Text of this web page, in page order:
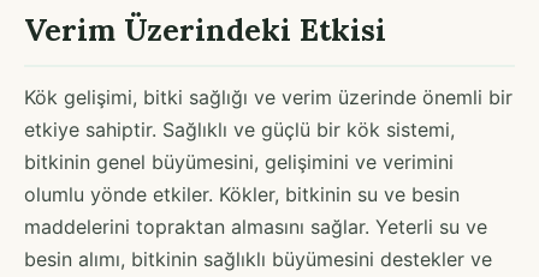
Verim Üzerindeki Etkisi
Kök gelişimi, bitki sağlığı ve verim üzerinde önemli bir
etkiye sahiptir. Sağlıklı ve güçlü bir kök sistemi,
bitkinin genel büyümesini, gelişimini ve verimini
olumlu yönde etkiler. Kökler, bitkinin su ve besin
maddelerini topraktan almasını sağlar. Yeterli su ve
besin alımı, bitkinin sağlıklı büyümesini destekler ve